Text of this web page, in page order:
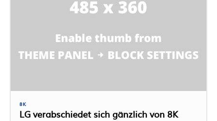
8K
LG verabschiedet sich gänzlich von 8K